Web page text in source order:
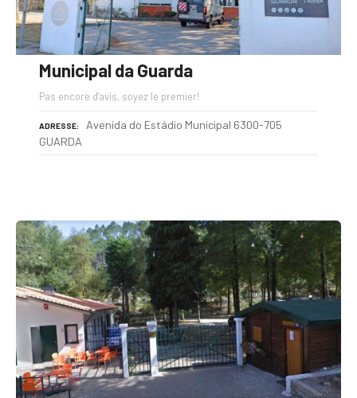
Municipal da Guarda
Pas encore d'avis, soyez le premier!
ADRESSE
Avenida do Estádio Municipal 6300-705
GUARDA